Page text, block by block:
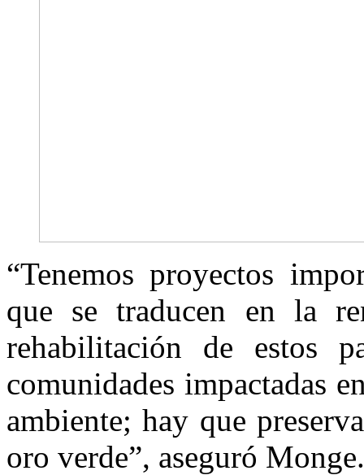
“Tenemos proyectos
que se traducen en la
rehabilitación de estos
comunidades impactadas
ambiente; hay que
oro verde”, aseguró Monge.